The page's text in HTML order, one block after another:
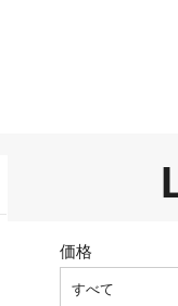
価格
すべて